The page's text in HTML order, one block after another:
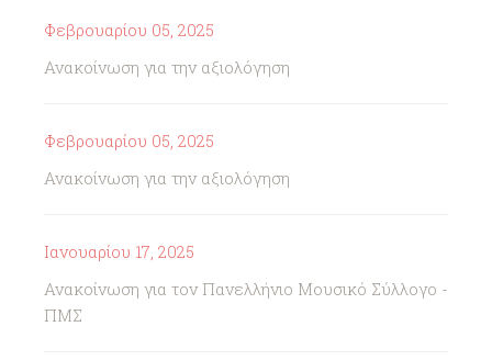
Φεβρουαρίου 05, 2025
Ανακοίνωση για την αξιολόγηση
Φεβρουαρίου 05, 2025
Ανακοίνωση για την αξιολόγηση
Ιανουαρίου 17, 2025
Ανακοίνωση για τον Πανελλήνιο Μουσικό Σύλλογο -
ΠΜΣ